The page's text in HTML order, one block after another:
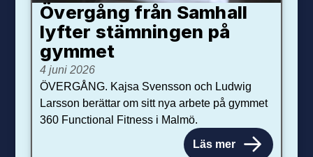
Övergång från Samhall
lyfter stämningen på
gymmet
4 juni 2026
ÖVERGÅNG. Kajsa Svensson och Ludwig
Larsson berättar om sitt nya arbete på gymmet
360 Functional Fitness i Malmö.
Läs mer